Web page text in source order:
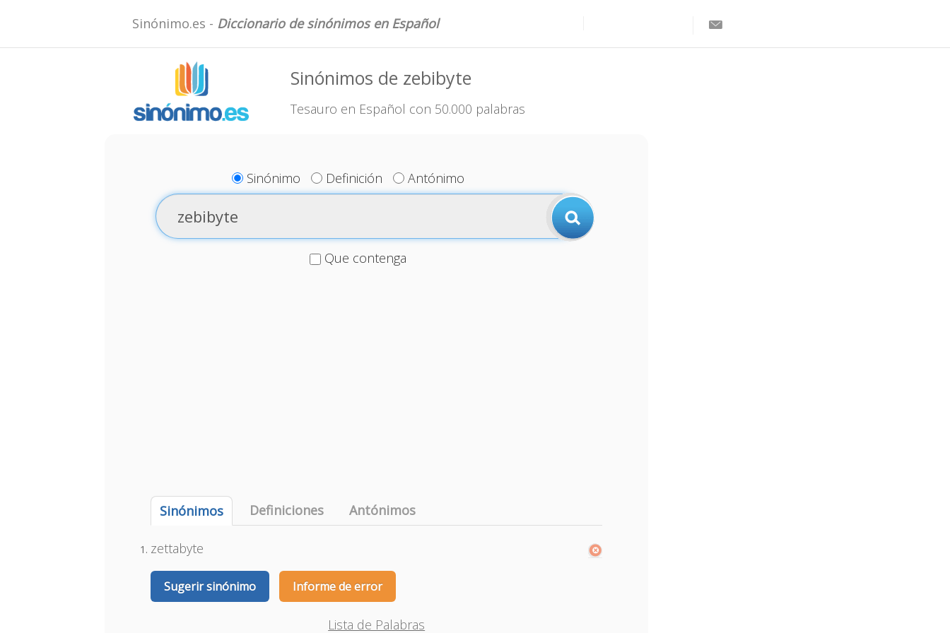
Sinónimo.es - Diccionario de sinónimos en Español
Sinónimos de zebibyte
Tesauro en Español con 50.000 palabras
Sinónimo Definición Antónimo
Que contenga
Sinónimos Definiciones Antónimos
zettabyte
Sugerir sinónimo Informe de error
Lista de Palabras